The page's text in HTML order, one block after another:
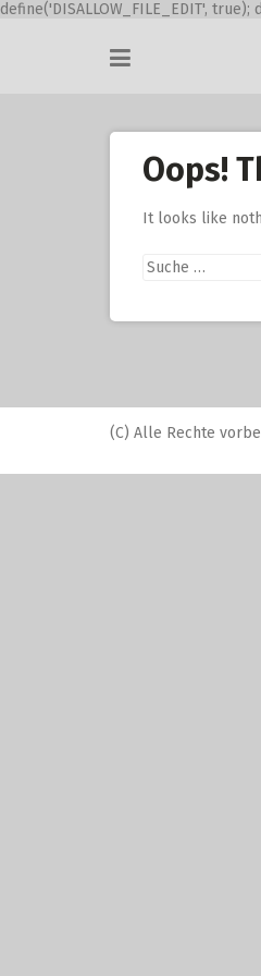
define('DISALLOW_FILE_EDIT', true);
Oops!
It looks like
Suche
nach:
(C) Alle Rechte